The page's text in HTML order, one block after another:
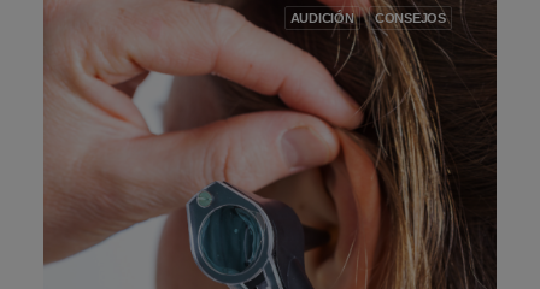
AUDICIÓN CONSEJOS